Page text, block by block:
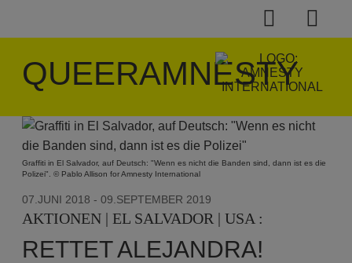
QUEERAMNESTY
Graffiti in El Salvador, auf Deutsch: "Wenn es nicht die Banden sind, dann ist es die
Polizei". © Pablo Allison for Amnesty International
07.JUNI 2018- 09.SEPTEMBER 2019
AKTIONEN | EL SALVADOR | USA :
RETTET ALEJANDRA!